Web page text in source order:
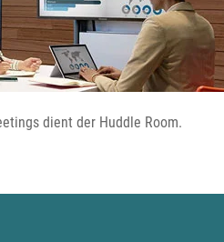
dient der Huddle Room.